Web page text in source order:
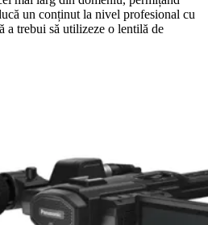
un conținut la nivel profesional cu
a trebui să utilizeze o lentilă de